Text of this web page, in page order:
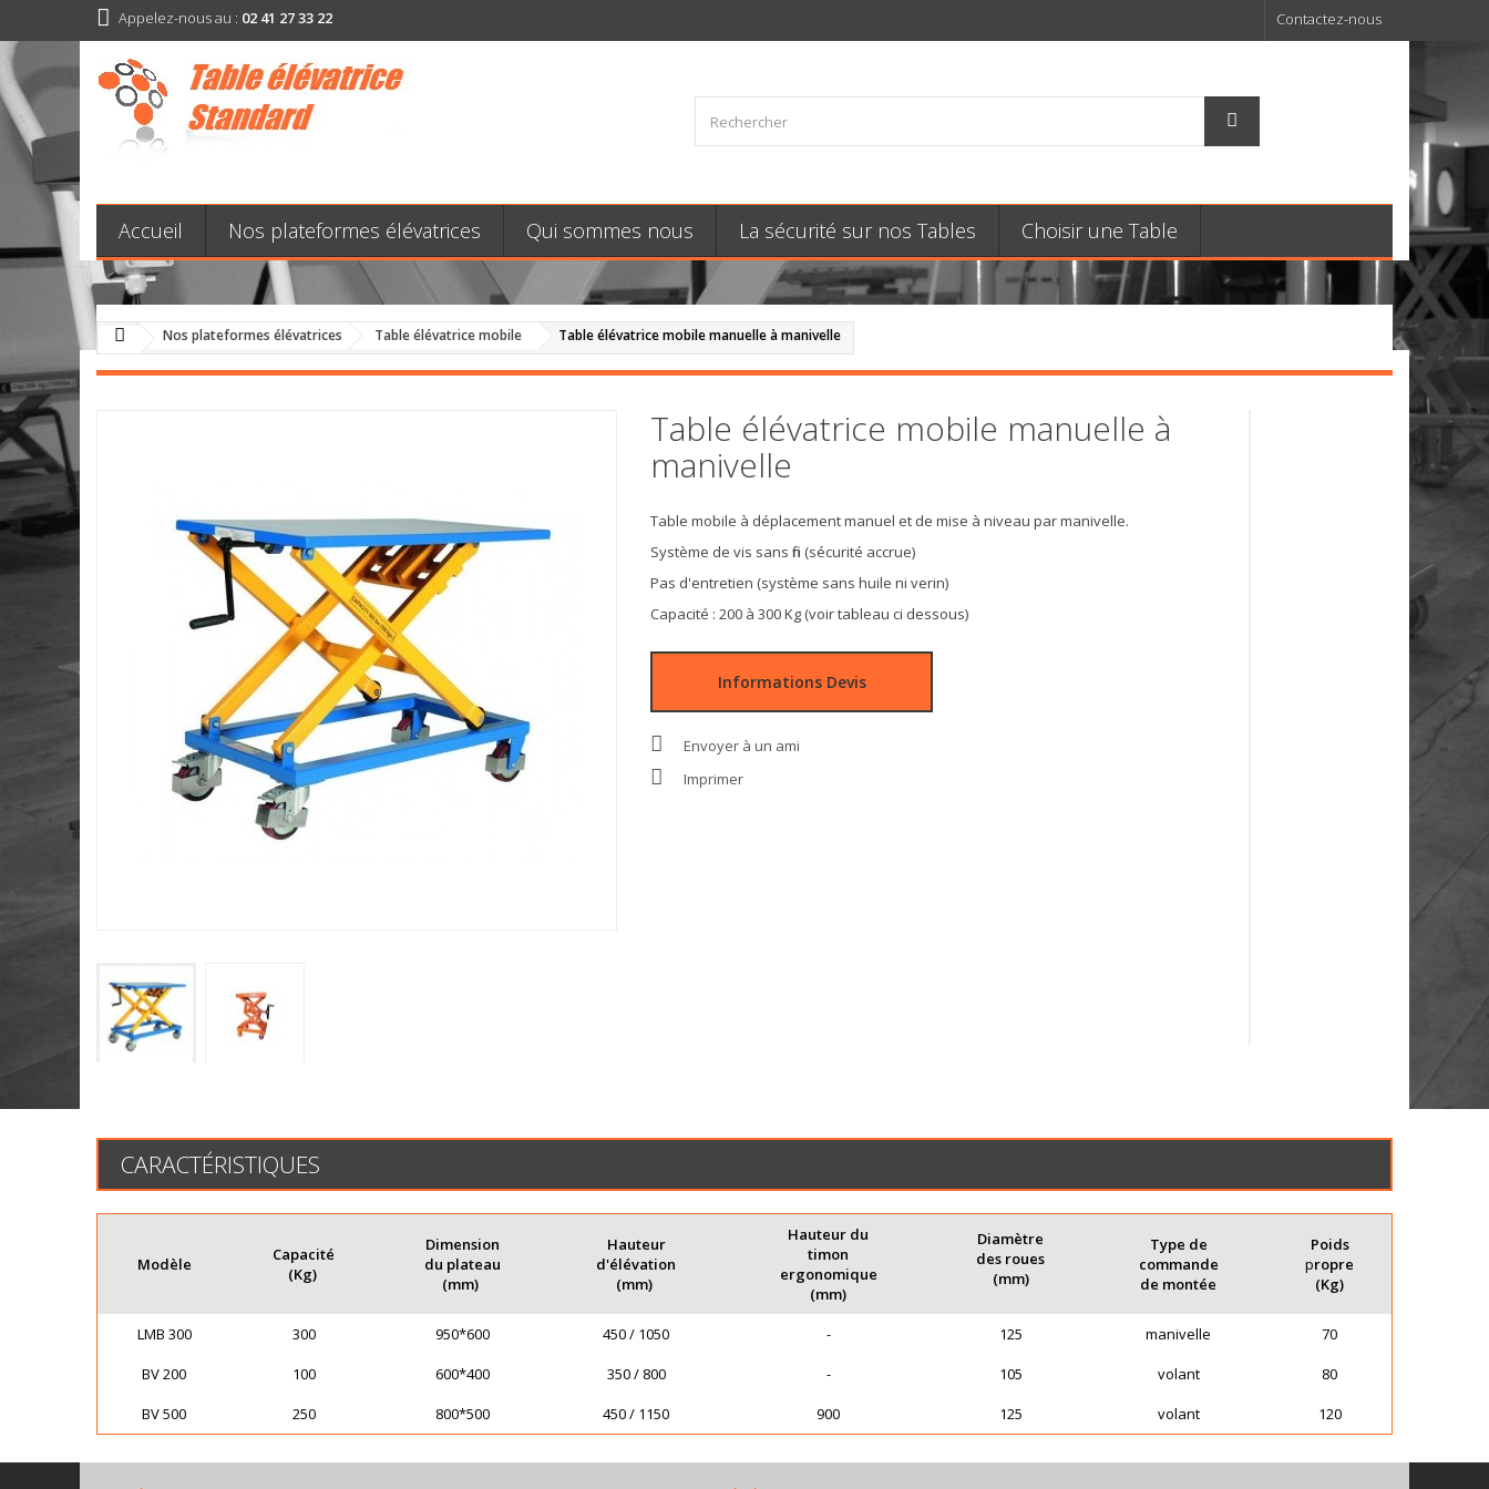
Contactez-nous
Appelez-nous au : 02 41 27 33 22
Accueil Nos plateformes élévatrices Qui sommes nous La sécurité sur nos Tables Choisir une Table
Nos plateformes élévatrices Table élévatrice mobile Table élévatrice mobile manuelle à manivelle
Table élévatrice mobile manuelle à
manivelle
Table mobile à déplacement manuel et de mise à niveau par manivelle.
Système de vis sans fin (sécurité accrue)
Pas d'entretien (système sans huile ni verin)
Capacité : 200 à 300 Kg (voir tableau ci dessous)
Informations Devis
Envoyer à un ami
Imprimer
CARACTÉRISTIQUES
Modèle
Capacité
(Kg)
Dimension
du plateau
(mm)
Hauteur
d'élévation
(mm)
Hauteur du
timon
ergonomique
(mm)
Diamètre
des roues
(mm)
Type de
commande
de montée
Poids
propre
(Kg)
LMB 300 300 950*600 450 / 1050 - 125 manivelle
70
BV 200
100 600*400 350 / 800 - 105 volant
80
BV 500
250 800*500 450 / 1150 900 125 volant 120